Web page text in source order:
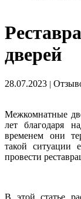
дверей
28.07.2023
Межкомнатные
лет благодаря
временем они
такой ситуации
провести
В этой статье